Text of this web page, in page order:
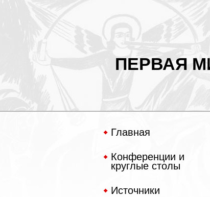
ПЕРВАЯ
Главная
Конференции и
круглые столы
Источники